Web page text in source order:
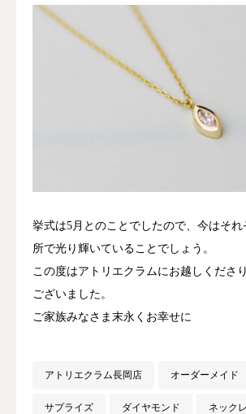
挙式は5月とのことでしたので、今はそ
所で光り輝いていることでしょう。
この度はアトリエクラムにお越しくださ
ございました。
ご家族みなさま末永くお幸せに
アトリエクラム長岡店 オーダーメイド
サプライズ ダイヤモンド ネック